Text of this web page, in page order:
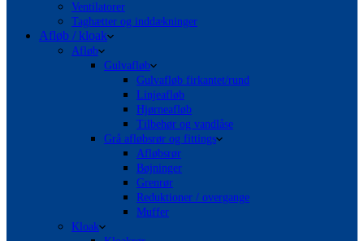
Ventilatorer
Taghætter og inddækninger
Afløb / kloak
Afløb
Gulvafløb
Gulvafløb firkantet/rund
Linjeafløb
Hjørneafløb
Tilbehør og vandlåse
Grå afløbsrør og fittings
Afløbsrør
Bøjninger
Grenrør
Reduktioner / overgange
Muffer
Kloak